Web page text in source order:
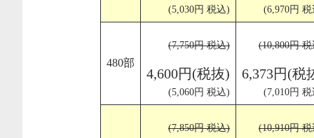
(5,030円 税込) (6,970円
480部
(7,750円 税込)
4,600円(税抜)
(5,060円 税込)
(10,800円
6,373円(税
(7,010円
(7,850円 税込) (10,910円